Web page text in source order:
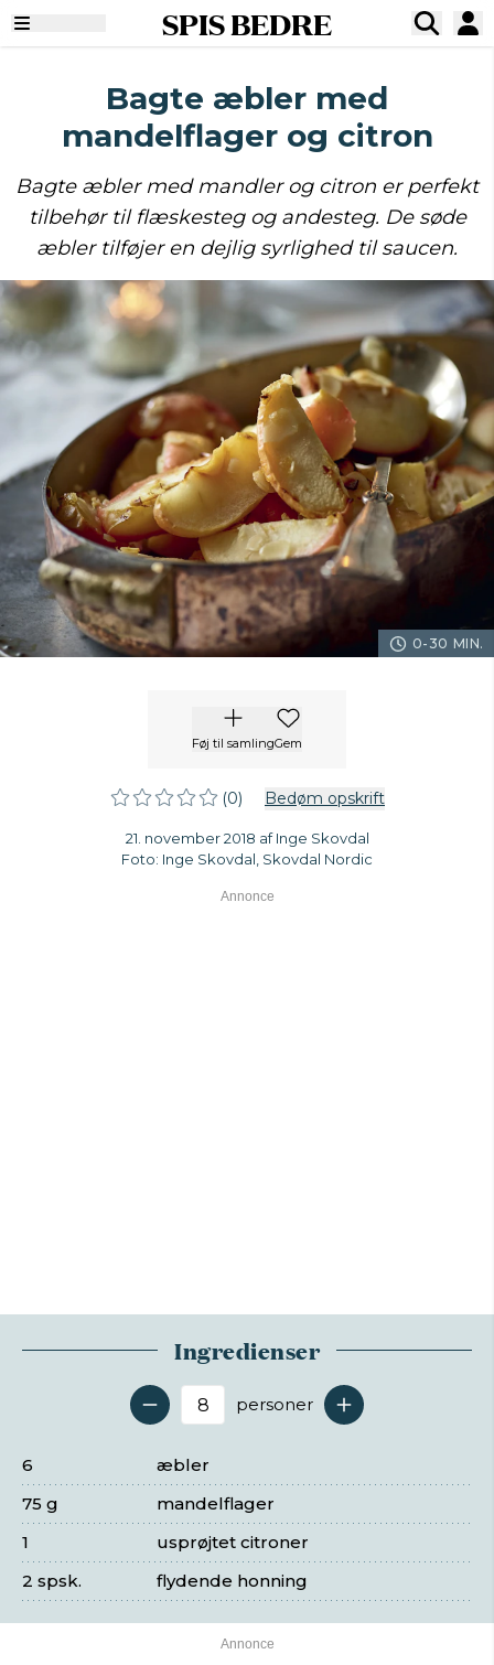
SPIS BEDRE
Bagte æbler med
mandelflager og citron
Bagte æbler med mandler og citron er perfekt
tilbehør til flæskesteg og andesteg. De søde
æbler tilføjer en dejlig syrlighed til saucen.
0-30 MIN.
Føj til samlingGem
(0) Bedøm opskrift
21. november 2018 af Inge Skovdal
Foto: Inge Skovdal, Skovdal Nordic
Ingredienser
Antal serveringer
personer
æbler
6
mandelflager
75 g
usprøjtet citroner
1
flydende honning
2 spsk.